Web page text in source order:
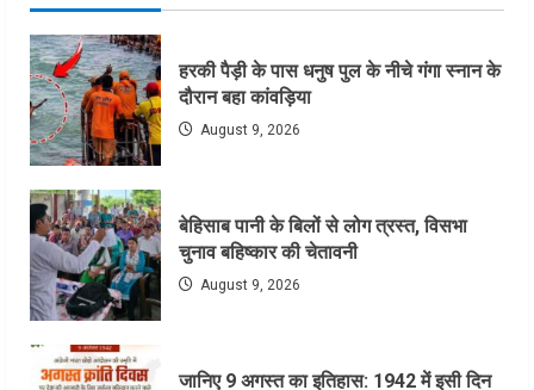
हरकी पैड़ी के पास धनुष पुल के नीचे गंगा स्नान के
दौरान बहा कांवड़िया
August 9, 2026
बेहिसाब पानी के बिलों से लोग त्रस्त, विसभा
चुनाव बहिष्कार की चेतावनी
August 9, 2026
जानिए 9 अगस्त का इतिहास: 1942 में इसी दिन